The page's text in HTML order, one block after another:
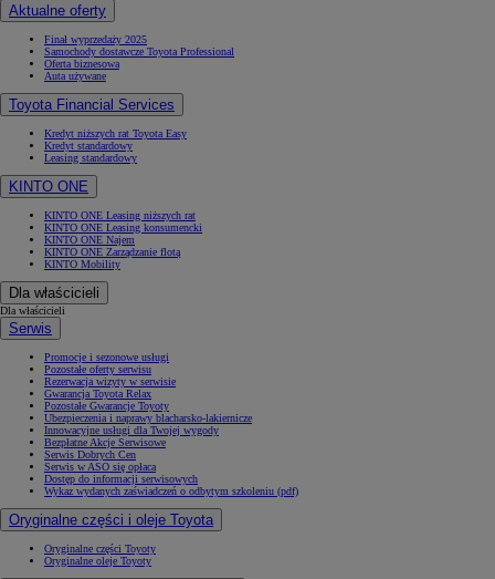
Aktualne oferty
Finał wyprzedaży 2025
Samochody dostawcze Toyota Professional
Oferta biznesowa
Auta używane
Toyota Financial Services
Kredyt niższych rat Toyota Easy
Kredyt standardowy
Leasing standardowy
KINTO ONE
KINTO ONE Leasing niższych rat
KINTO ONE Leasing konsumencki
KINTO ONE Najem
KINTO ONE Zarządzanie flotą
KINTO Mobility
Dla właścicieli
Dla właścicieli
Serwis
Promocje i sezonowe usługi
Pozostałe oferty serwisu
Rezerwacja wizyty w serwisie
Gwarancja Toyota Relax
Pozostałe Gwarancje Toyoty
Ubezpieczenia i naprawy blacharsko-lakiernicze
Innowacyjne usługi dla Twojej wygody
Bezpłatne Akcje Serwisowe
Serwis Dobrych Cen
Serwis w ASO się opłaca
Dostęp do informacji serwisowych
Wykaz wydanych zaświadczeń o odbytym szkoleniu (pdf)
Oryginalne części i oleje Toyota
Oryginalne części Toyoty
Oryginalne oleje Toyoty